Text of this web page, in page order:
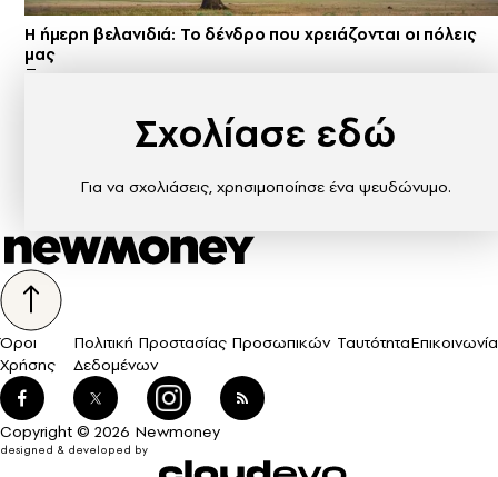
Η ήμερη βελανιδιά: Το δένδρο που χρειάζονται οι πόλεις
μας
Σχολίασε εδώ
Για να σχολιάσεις, χρησιμοποίησε ένα ψευδώνυμο.
Όροι
Χρήσης
Πολιτική Προστασίας Προσωπικών
Δεδομένων
ΤαυτότηταΕπικοινωνία
Copyright © 2026 Newmoney
designed & developed by